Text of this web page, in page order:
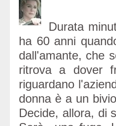
Durata
ha 60 anni
dall'amante, che
ritrova a dover
riguardano
donna è a un
Decide, allora, di